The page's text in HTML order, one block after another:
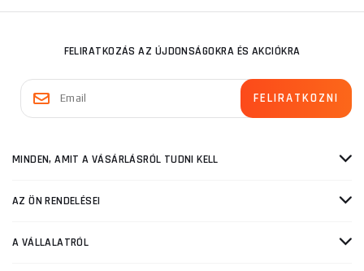
FELIRATKOZÁS AZ ÚJDONSÁGOKRA ÉS AKCIÓKRA
MINDEN, AMIT A VÁSÁRLÁSRÓL TUDNI KELL
AZ ÖN RENDELÉSEI
A VÁLLALATRÓL